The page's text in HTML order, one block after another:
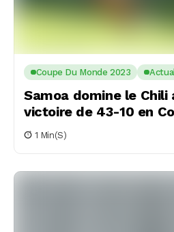
Coupe Du Monde 2023
Samoa domine le Chili
victoire de 43-10 en
1 Min(s)